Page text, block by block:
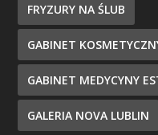
FRYZURY NA ŚLUB
GABINET
GABINET MEDYCYNY
GALERIA NOVA LUBLIN